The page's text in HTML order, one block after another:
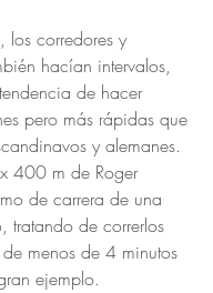
los corredores y
hacían intervalos,
de hacer
pero más rápidas que
y alemanes.
400 m de Roger
de carrera de una
tratando de correrlos
menos de 4 minutos
ejemplo.